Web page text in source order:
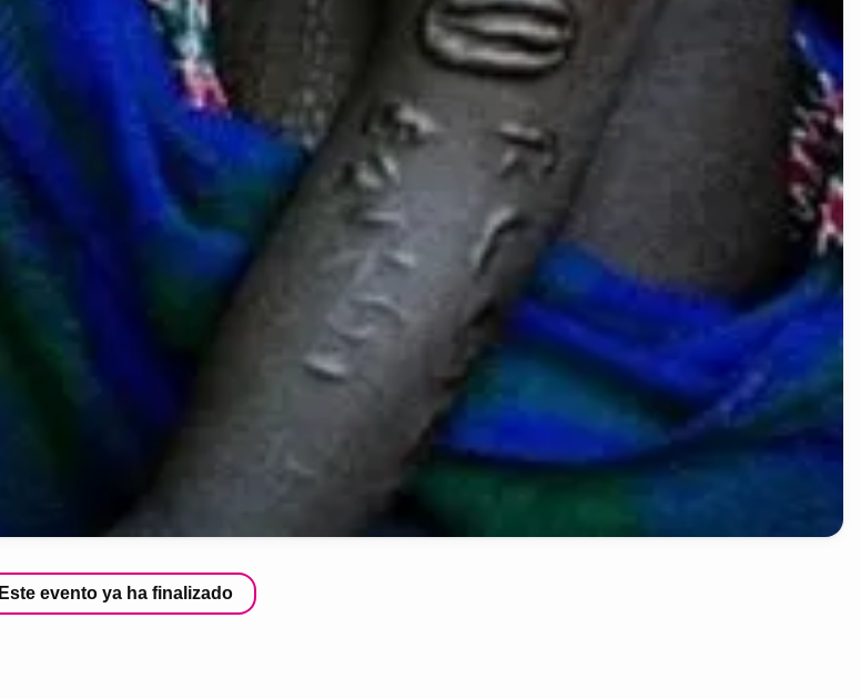
Este evento ya ha finalizado